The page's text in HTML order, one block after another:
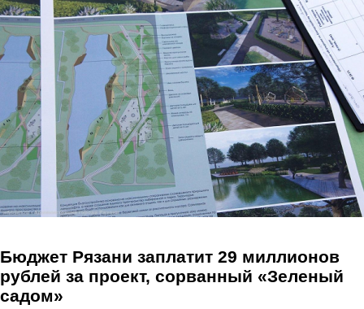
Перейти к основному содержанию
Бюджет Рязани заплатит 29 миллионов
рублей за проект, сорванный «Зеленый
садом»